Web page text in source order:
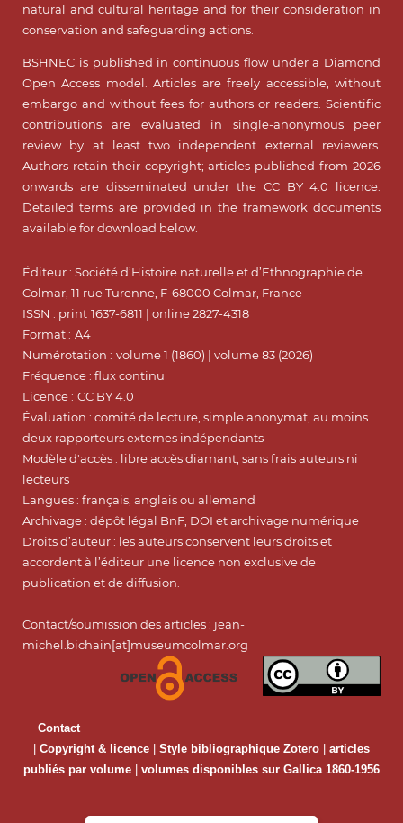
natural and cultural heritage and for their consideration in
conservation and safeguarding actions.
BSHNEC is published in continuous flow under a Diamond
Open Access model. Articles are freely accessible, without
embargo and without fees for authors or readers. Scientific
contributions are evaluated in single-anonymous peer
review by at least two independent external reviewers.
Authors retain their copyright; articles published from 2026
onwards are disseminated under the CC BY 4.0 licence.
Detailed terms are provided in the framework documents
available for download below.
Éditeur : Société d’Histoire naturelle et d’Ethnographie de
Colmar, 11 rue Turenne, F-68000 Colmar, France
ISSN : print 1637-6811 | online 2827-4318
Format : A4
Numérotation : volume 1 (1860) | volume 83 (2026)
Fréquence : flux continu
Licence : CC BY 4.0
Évaluation : comité de lecture, simple anonymat, au moins
deux rapporteurs externes indépendants
Modèle d'accès : libre accès diamant, sans frais auteurs ni
lecteurs
Langues : français, anglais ou allemand
Archivage : dépôt légal BnF, DOI et archivage numérique
Droits d’auteur : les auteurs conservent leurs droits et
accordent à l’éditeur une licence non exclusive de
publication et de diffusion.
Contact/soumission des articles : jean-
michel.bichain[at]museumcolmar.org
Contact
| Copyright & licence | Style bibliographique Zotero | articles
publiés par volume | volumes disponibles sur Gallica 1860-1956